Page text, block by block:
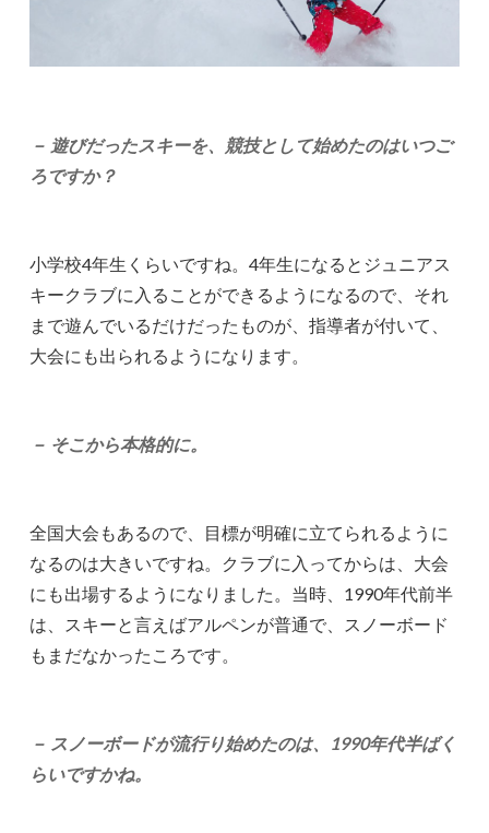
－ 遊びだったスキーを、競技として始めたのはいつご
ろですか？
小学校4年生くらいですね。4年生になるとジュニアス
キークラブに入ることができるようになるので、それ
まで遊んでいるだけだったものが、指導者が付いて、
大会にも出られるようになります。
－ そこから本格的に。
全国大会もあるので、目標が明確に立てられるように
なるのは大きいですね。クラブに入ってからは、大会
にも出場するようになりました。当時、1990年代前半
は、スキーと言えばアルペンが普通で、スノーボード
もまだなかったころです。
－ スノーボードが流行り始めたのは、1990年代半ばく
らいですかね。